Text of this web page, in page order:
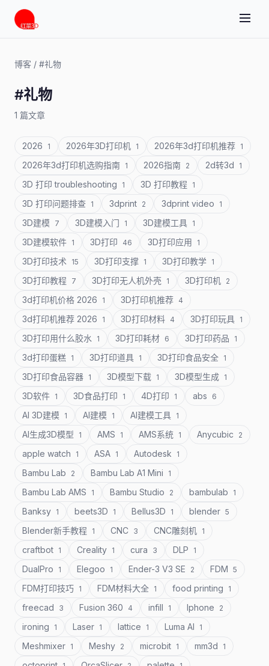
博客 / #礼物
#礼物
1 篇文章
2026 1 2026年3D打印机 1 2026年3d打印机推荐 1
2026年3d打印机选购指南 1 2026指南 2 2d转3d 1
3D 打印 troubleshooting 1 3D 打印教程 1
3D 打印问题排查 1 3dprint 2 3dprint video 1
3D建模 7 3D建模入门 1 3D建模工具 1
3D建模软件 1 3D打印 46 3D打印应用 1
3D打印技术 15 3D打印支撑 1 3D打印教学 1
3D打印教程 7 3D打印无人机外壳 1 3D打印机 2
3d打印机价格 2026 1 3D打印机推荐 4
3d打印机推荐 2026 1 3D打印材料 4 3D打印玩具 1
3D打印用什么胶水 1 3D打印耗材 6 3D打印药品 1
3d打印蛋糕 1 3D打印道具 1 3D打印食品安全 1
3D打印食品容器 1 3D模型下载 1 3D模型生成 1
3D软件 1 3D食品打印 1 4D打印 1 abs 6
AI 3D建模 1 AI建模 1 AI建模工具 1
AI生成3D模型 1 AMS 1 AMS系统 1 Anycubic 2
apple watch 1 ASA 1 Autodesk 1
Bambu Lab 2 Bambu Lab A1 Mini 1
Bambu Lab AMS 1 Bambu Studio 2 bambulab 1
Banksy 1 beets3D 1 Bellus3D 1 blender 5
Blender新手教程 1 CNC 3 CNC雕刻机 1
craftbot 1 Creality 1 cura 3 DLP 1
DualPro 1 Elegoo 1 Ender-3 V3 SE 2 FDM 5
FDM打印技巧 1 FDM材料大全 1 food printing 1
freecad 3 Fusion 360 4 infill 1 Iphone 2
ironing 1 Laser 1 lattice 1 Luma AI 1
Meshmixer 1 Meshy 2 microbit 1 mm3d 1